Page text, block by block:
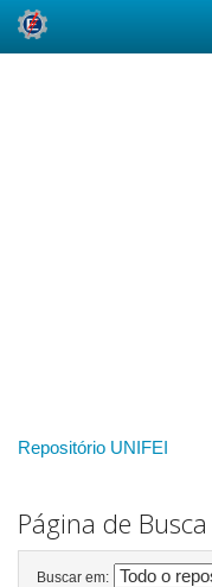
Repositório UNIFEI
Página de Busca
Buscar em: